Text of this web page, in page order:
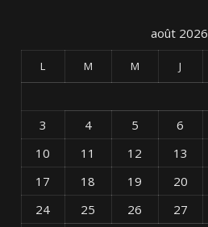
août 2026
L M M J
3
4 5 6
10
11 12 13
17
18 19 20
24
25 26 27